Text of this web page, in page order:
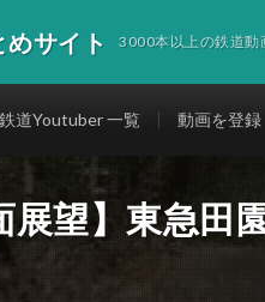
サイト 3000本以上の鉄道動
鉄道Youtuber 一覧 動画を登録
展望】東急